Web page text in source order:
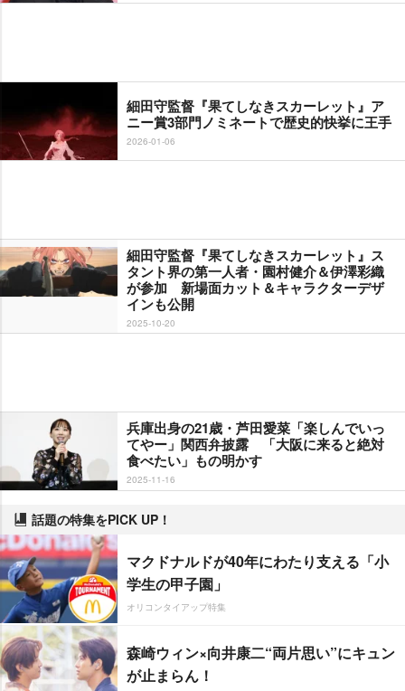
細田守監督『果てしなきスカーレット』ア
ニー賞3部門ノミネートで歴史的快挙に王手
2026-01-06
細田守監督『果てしなきスカーレット』ス
タント界の第一人者・園村健介＆伊澤彩織
が参加 新場面カット＆キャラクターデザ
インも公開
2025-10-20
兵庫出身の21歳・芦田愛菜「楽しんでいっ
てやー」関西弁披露 「大阪に来ると絶対
食べたい」もの明かす
2025-11-16
話題の特集をPICK UP！
マクドナルドが40年にわたり支える「小
学生の甲子園」
オリコンタイアップ特集
森崎ウィン×向井康二“両片思い”にキュン
が止まらん！